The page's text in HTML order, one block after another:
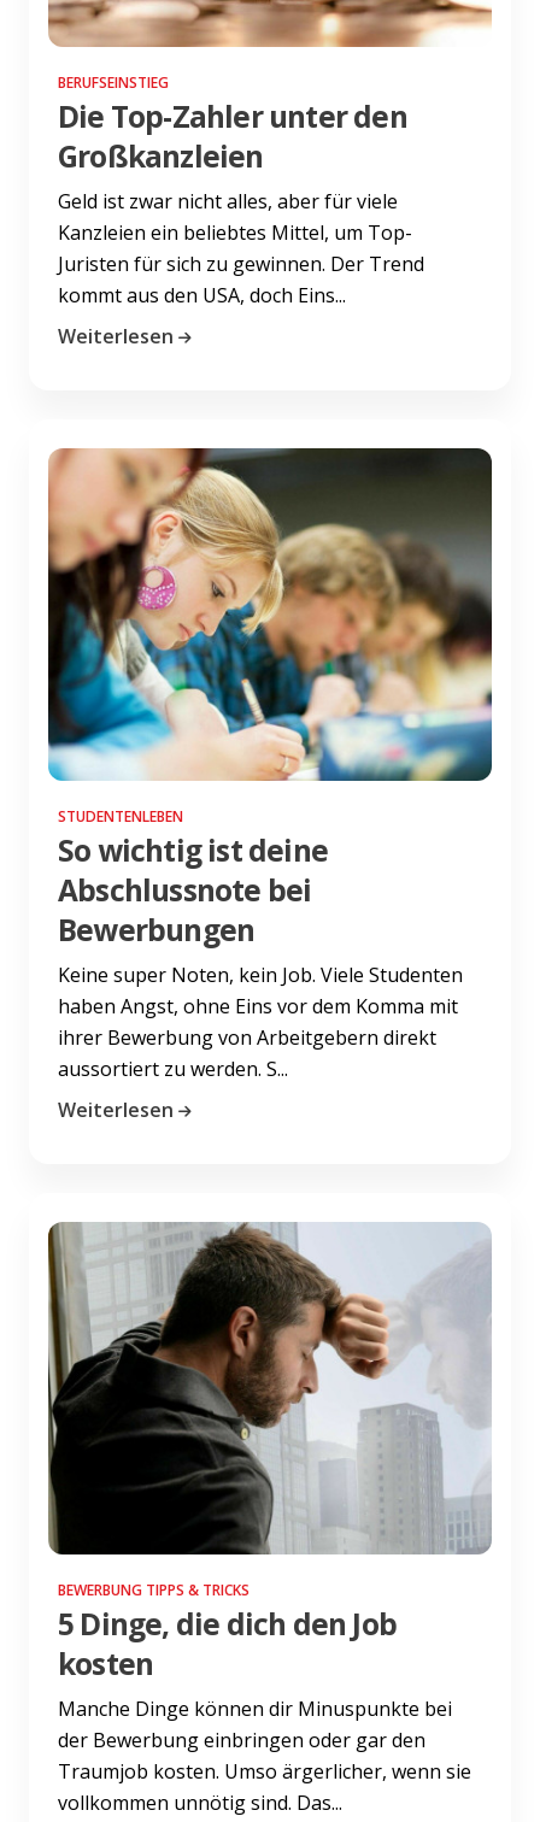
BERUFSEINSTIEG
Die Top-Zahler unter den
Großkanzleien
Geld ist zwar nicht alles, aber für viele
Kanzleien ein beliebtes Mittel, um Top-
Juristen für sich zu gewinnen. Der Trend
kommt aus den USA, doch Eins...
Weiterlesen
STUDENTENLEBEN
So wichtig ist deine
Abschlussnote bei
Bewerbungen
Keine super Noten, kein Job. Viele Studenten
haben Angst, ohne Eins vor dem Komma mit
ihrer Bewerbung von Arbeitgebern direkt
aussortiert zu werden. S...
Weiterlesen
BEWERBUNG TIPPS & TRICKS
5 Dinge, die dich den Job
kosten
Manche Dinge können dir Minuspunkte bei
der Bewerbung einbringen oder gar den
Traumjob kosten. Umso ärgerlicher, wenn sie
vollkommen unnötig sind. Das...